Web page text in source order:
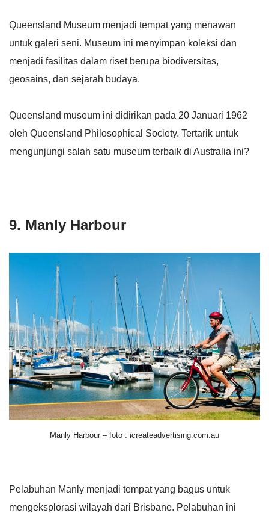
Queensland Museum menjadi tempat yang menawan
untuk galeri seni. Museum ini menyimpan koleksi dan
menjadi fasilitas dalam riset berupa biodiversitas,
geosains, dan sejarah budaya.
Queensland museum ini didirikan pada 20 Januari 1962
oleh Queensland Philosophical Society. Tertarik untuk
mengunjungi salah satu museum terbaik di Australia ini?
9. Manly Harbour
Manly Harbour – foto : icreateadvertising.com.au
Pelabuhan Manly menjadi tempat yang bagus untuk
mengeksplorasi wilayah dari Brisbane. Pelabuhan ini